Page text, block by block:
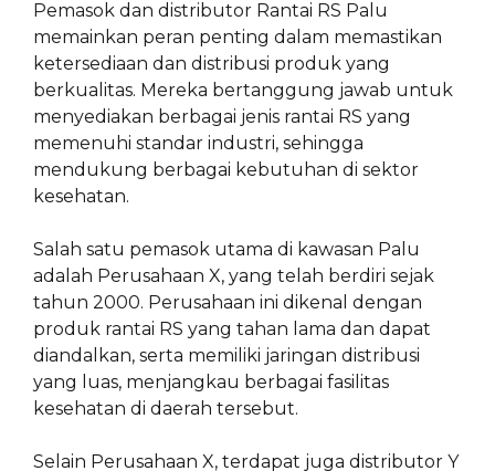
Pemasok dan distributor Rantai RS Palu
memainkan peran penting dalam memastikan
ketersediaan dan distribusi produk yang
berkualitas. Mereka bertanggung jawab untuk
menyediakan berbagai jenis rantai RS yang
memenuhi standar industri, sehingga
mendukung berbagai kebutuhan di sektor
kesehatan.
Salah satu pemasok utama di kawasan Palu
adalah Perusahaan X, yang telah berdiri sejak
tahun 2000. Perusahaan ini dikenal dengan
produk rantai RS yang tahan lama dan dapat
diandalkan, serta memiliki jaringan distribusi
yang luas, menjangkau berbagai fasilitas
kesehatan di daerah tersebut.
Selain Perusahaan X, terdapat juga distributor Y